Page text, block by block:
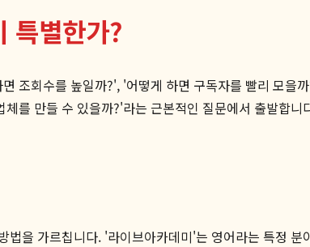
특별한가?
조회수를 높일까?', '어떻게 하면 구독자를 빨리 모을
를 만들 수 있을까?'라는 근본적인 질문에서 출발합
을 가르칩니다. '라이브아카데미'는 영어라는 특정